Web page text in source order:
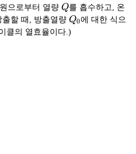
으로부터 열량Q
Q를 흡수하고, 온
출할 때, 방출열량Q_0
Q0에 대한 식으